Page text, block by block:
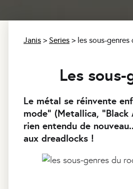
Janis > Series > les sous-
Les
Le métal se réinvente
mode" (Metallica,
rien entendu de
aux dreadlocks !